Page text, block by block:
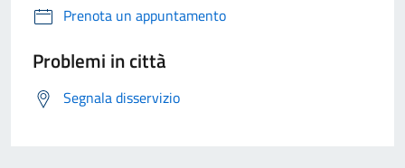
Prenota un appuntamento
Problemi in città
Segnala disservizio